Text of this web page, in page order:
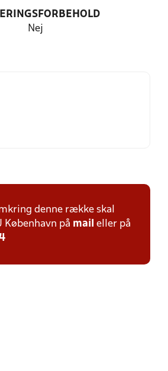
Nej
denne række skal
København på mail eller på